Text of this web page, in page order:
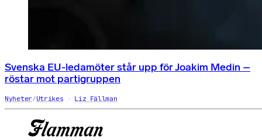
Svenska EU-ledamöter står upp för Joakim Medin –
röstar mot partigruppen
Nyheter/Utrikes Liz Fällman